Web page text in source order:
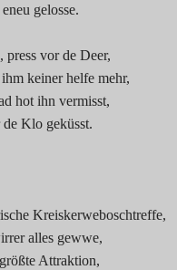
gelosse.
press vor de Deer,
keiner helfe mehr,
hot ihn vermisst,
Klo geküsst.
Kreiskerweboschtreffe,
alles gewwe,
Attraktion,